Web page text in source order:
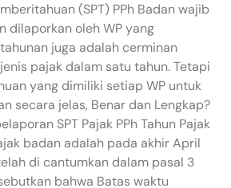
(SPT) PPh Badan wajib
dilaporkan oleh WP yang
juga adalah cerminan
pajak dalam satu tahun. Tetapi
yang dimiliki setiap WP untuk
secara jelas, Benar dan Lengkap?
SPT Pajak PPh Tahun Pajak
badan adalah pada akhir April
di cantumkan dalam pasal 3
bahwa Batas waktu